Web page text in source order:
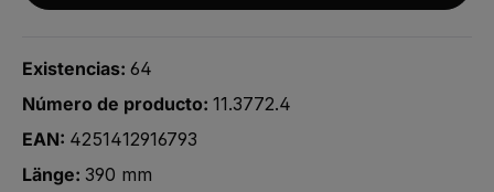
Existencias: 64
Número de producto: 11.3772.4
EAN: 4251412916793
Länge: 390 mm